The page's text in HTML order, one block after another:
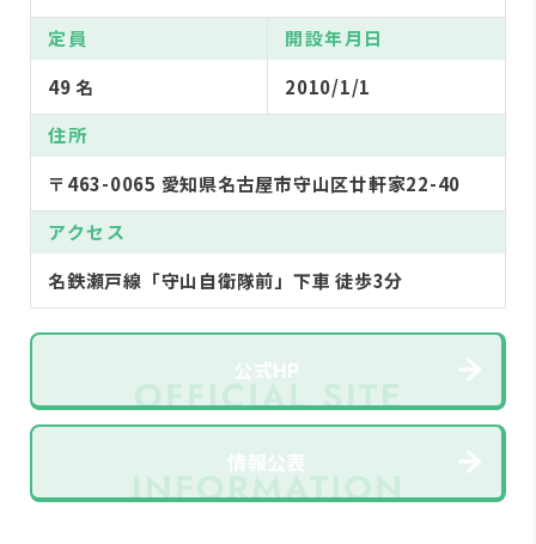
定員
49 名
開設年月日
2010/1/1
住所
〒463-0065 愛知県名古屋市守山区廿軒家22-40
アクセス
名鉄瀬戸線「守山自衛隊前」下車 徒歩3分
公式HP
情報公表